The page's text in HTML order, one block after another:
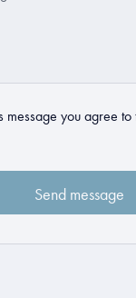
message you agree to